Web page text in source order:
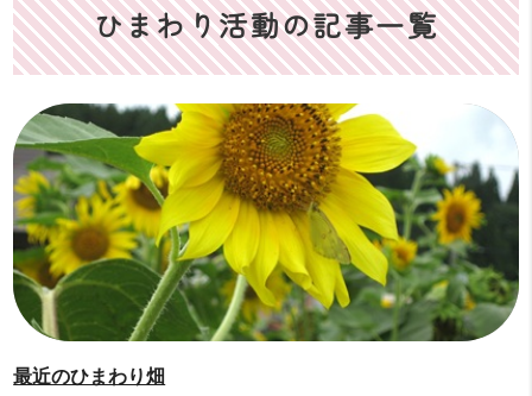
ひまわり活動の記事一覧
最近のひまわり畑